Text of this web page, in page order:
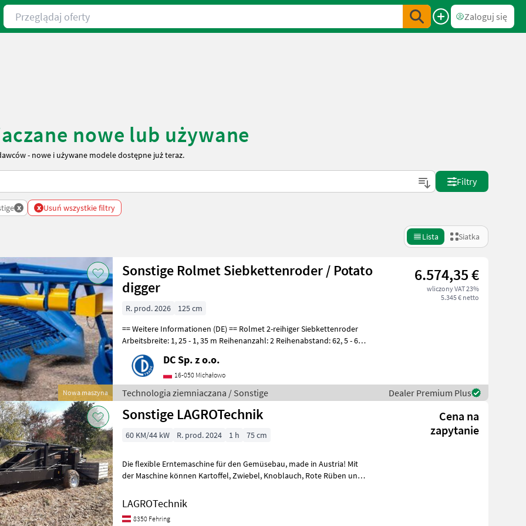
Przeglądaj oferty
Zaloguj się
nowe lub używane
- nowe i używane modele dostępne już teraz.
Filtry
x x Usuń wszystkie filtry
Lista Siatka
Nowa maszyna
Sonstige Rolmet Siebkettenroder / Potato
digger
6.574,35 €
wliczony VAT 23%
5.345 € netto
R. prod. 2026
125 cm
== Weitere Informationen (DE) == Rolmet 2-reihiger Siebkettenroder
Arbeitsbreite: 1, 25 - 1, 35 m Reihenanzahl: 2 Reihenabstand: 62, 5 - 67,
DC Sp. z o.o.
16-050 Michałowo
Technologia ziemniaczana / Sonstige Dealer Premium Plus
Sonstige LAGROTechnik
Cena na
zapytanie
60 KM/44 kW R. prod. 2024 1 h 75 cm
Die flexible Erntemaschine für den Gemüsebau, made in Austria! Mit
der Maschine können Kartoffel, Zwiebel, Knoblauch, Rote Rüben und
LAGROTechnik
8350 Fehring